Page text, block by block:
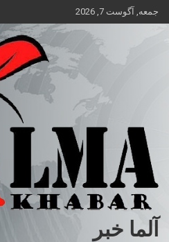
محتوا
جمعه, آگوست 7, 2026
آلما خبر